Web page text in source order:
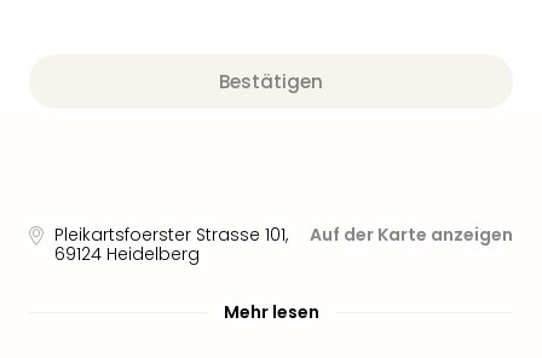
Bestätigen
Pleikartsfoerster Strasse 101,
69124 Heidelberg
Auf der Karte anzeigen
Mehr lesen